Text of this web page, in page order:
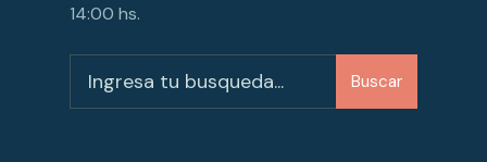
14:00 hs.
Buscar